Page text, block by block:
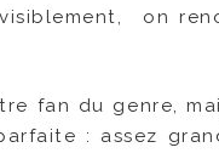
on
fan du genre,
: assez